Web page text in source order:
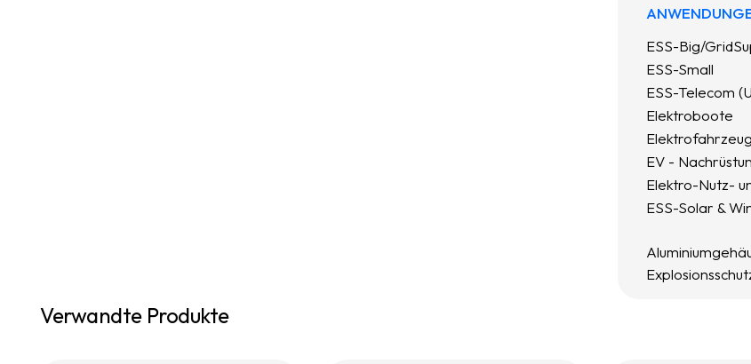
ESS-Big/
ESS-Small
ESS-Telecom
Elektroboote
EV -
Elektro-Nutz-
ESS-Solar &
Verwandte Produkte